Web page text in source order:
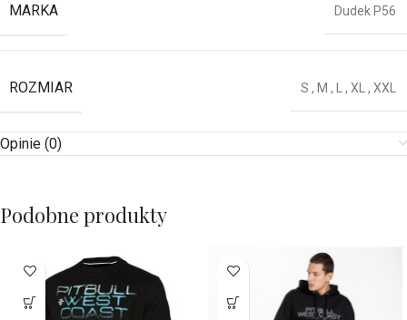
MARKA
Dudek P56
ROZMIAR S , M , L , XL , XXL
Opinie (0)
Podobne produkty